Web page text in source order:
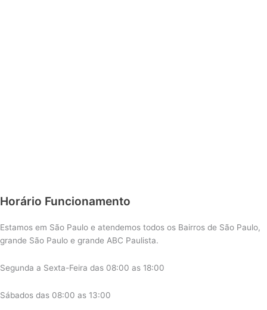
Horário Funcionamento
Estamos em São Paulo e atendemos todos os Bairros de São Paulo,
grande São Paulo e grande ABC Paulista.
Segunda a Sexta-Feira das 08:00 as 18:00
Sábados das 08:00 as 13:00